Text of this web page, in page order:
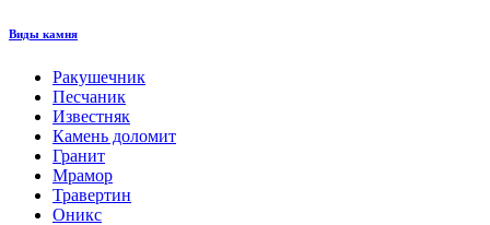
Виды камня
Ракушечник
Песчаник
Известняк
Камень доломит
Гранит
Мрамор
Травертин
Оникс